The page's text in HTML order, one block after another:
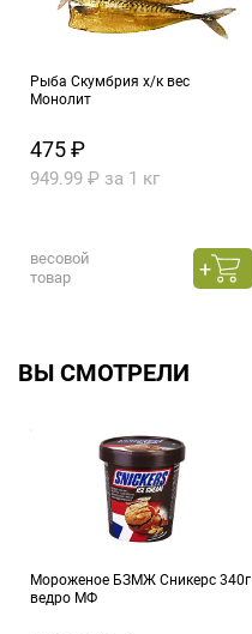
Рыба Скумбрия х/к вес
Монолит
475 ₽
949.99 ₽ за 1 кг
весовой
товар
ВЫ СМОТРЕЛИ
Мороженое БЗМЖ Сникерс 340г
ведро МФ